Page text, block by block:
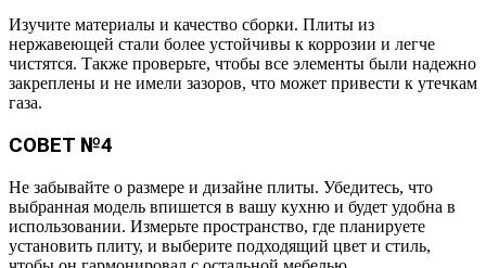
Изучите материалы и качество сборки. Плиты из
нержавеющей стали более устойчивы к коррозии и легче
чистятся. Также проверьте, чтобы все элементы были надежно
закреплены и не имели зазоров, что может привести к утечкам
газа.
СОВЕТ №4
Не забывайте о размере и дизайне плиты. Убедитесь, что
выбранная модель впишется в вашу кухню и будет удобна в
использовании. Измерьте пространство, где планируете
установить плиту, и выберите подходящий цвет и стиль,